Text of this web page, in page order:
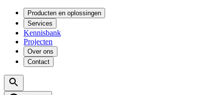
Producten en oplossingen
Services
Kennisbank
Projecten
Over ons
Contact